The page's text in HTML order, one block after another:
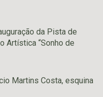
da Pista de
Artística “Sonho de
Martins Costa, esquina